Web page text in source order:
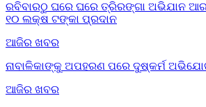
ରବିବାରଠୁ ଘରେ ଘରେ ତ୍ରିରଙ୍ଗା ଅଭିଯାନ
୧୦ ଲକ୍ଷ ଟଙ୍କା ପ୍ରଦାନ
ଆଜିର ଖବର
ନାବାଳିକାଙ୍କୁ ଅପହରଣ ପରେ ଦୁଷ୍କର୍ମ
ଆଜିର ଖବର